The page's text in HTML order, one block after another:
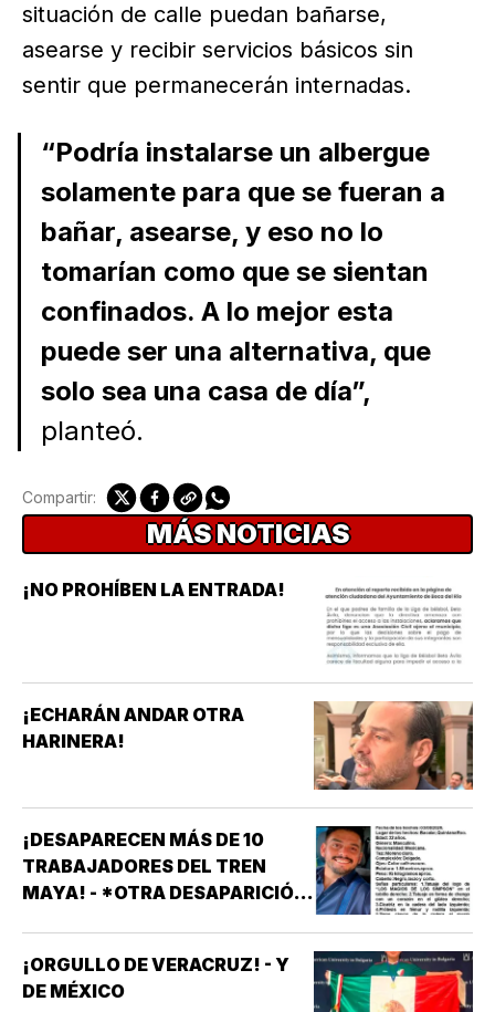
situación de calle puedan bañarse,
asearse y recibir servicios básicos sin
sentir que permanecerán internadas.
“Podría instalarse un albergue
solamente para que se fueran a
bañar, asearse, y eso no lo
tomarían como que se sientan
confinados. A lo mejor esta
puede ser una alternativa, que
solo sea una casa de día”,
planteó.
Compartir:
MÁS NOTICIAS
¡NO PROHÍBEN LA ENTRADA!
¡ECHARÁN ANDAR OTRA
HARINERA!
¡DESAPARECEN MÁS DE 10
TRABAJADORES DEL TREN
MAYA! - *OTRA DESAPARICIÓN
¡ORGULLO DE VERACRUZ! - Y
DE MÉXICO